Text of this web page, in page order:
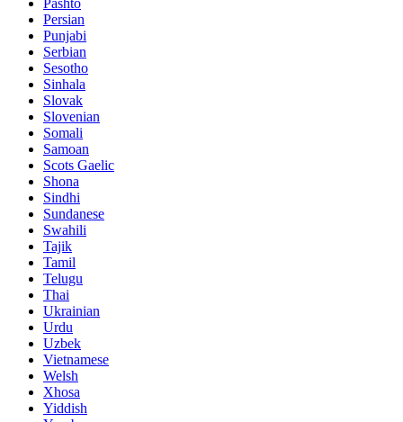
Persian
Punjabi
Serbian
Sesotho
Sinhala
Slovak
Slovenian
Somali
Samoan
Scots Gaelic
Shona
Sindhi
Sundanese
Swahili
Tajik
Tamil
Telugu
Thai
Ukrainian
Urdu
Uzbek
Vietnamese
Welsh
Xhosa
Yiddish